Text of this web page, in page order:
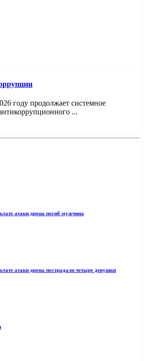
году продолжает системное
...
атаки дрона погиб мужчина
атаки дрона пострадали четыре девушки